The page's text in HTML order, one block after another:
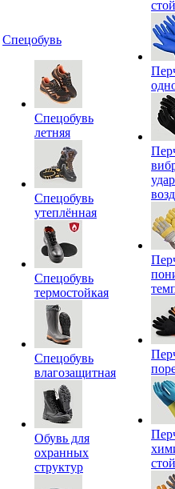
Спецобувь
Спецобувь
летняя
Спецобувь
утеплённая
Спецобувь
термостойкая
Спецобувь
влагозащитная
Обувь для
охранных
структур